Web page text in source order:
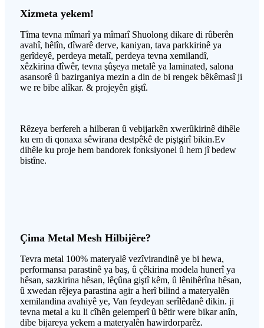
Xizmeta yekem!
Tîma tevna mîmarî ya mîmarî Shuolong dikare di rûberên
avahî, hêlîn, dîwarê derve, kaniyan, tava parkkirinê ya
gerîdeyê, perdeya metalî, perdeya tevna xemilandî,
xêzkirina dîwêr, tevna şûşeya metalê ya laminated, salona
asansorê û bazirganiya mezin a din de bi rengek bêkêmasî ji
we re bibe alîkar. & projeyên giştî.
Rêzeya berfereh a hilberan û vebijarkên xwerûkirinê dihêle
ku em di qonaxa sêwirana destpêkê de piştgirî bikin.Ev
dihêle ku proje hem bandorek fonksiyonel û hem jî bedew
bistîne.
Çima Metal Mesh Hilbijêre?
Tevra metal 100% materyalê vezîvirandinê ye bi hewa,
performansa parastinê ya baş, û çêkirina modela hunerî ya
hêsan, sazkirina hêsan, lêçûna giştî kêm, û lênihêrîna hêsan,
û xwedan rêjeya parastina agir a herî bilind a materyalên
xemilandina avahiyê ye, Van feydeyan serîlêdanê dikin. ji
tevna metal a ku li cîhên gelemperî û bêtir were bikar anîn,
dibe bijareya yekem a materyalên hawirdorparêz.